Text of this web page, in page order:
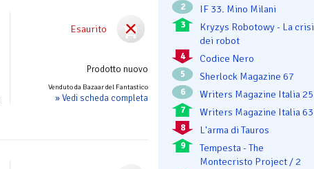
Esaurito
Prodotto nuovo
Venduto da Bazaar del Fantastico
» Vedi scheda completa
2 IF 33. Mino Milani
3
Kryzys Robotowy - La crisi
dei robot
4 Codice Nero
5 Sherlock Magazine 67
6 Writers Magazine Italia 25
7 Writers Magazine Italia 63
8 L'arma di Tauros
9
Tempesta - The
Montecristo Project / 2